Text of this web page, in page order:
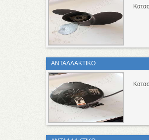
ΑΝΤΑΛΛΑΚΤΙΚΟ